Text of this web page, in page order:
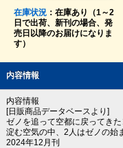
在庫状況：在庫あり（1～2
日で出荷、新刊の場合、発
売日以降のお届けになりま
す）
内容情報
内容情報
[日販商品データベースより]
ゼノを追って空都に戻ってきた
淀む空気の中、2人はゼノの
2024年12月刊